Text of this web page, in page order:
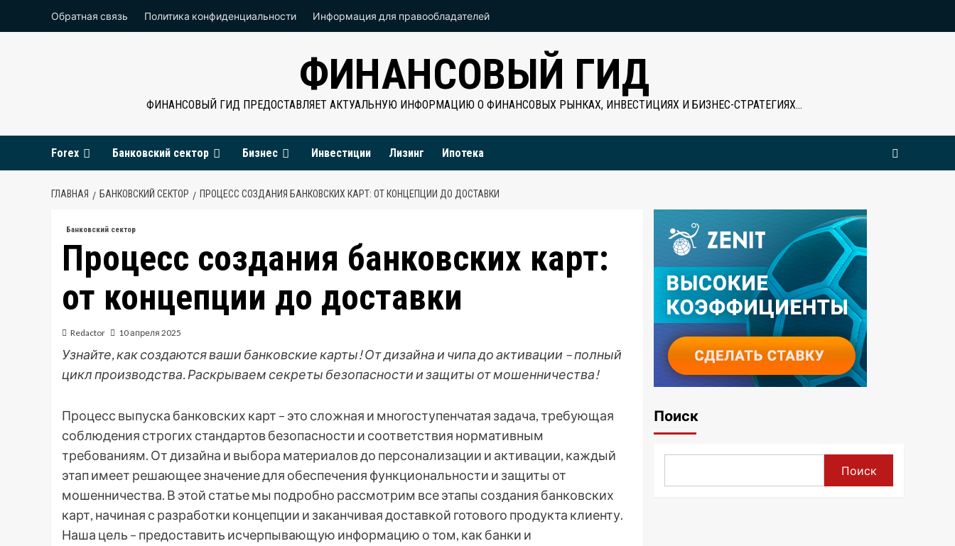
Обратная связь Политика конфиденциальности Информация для правообладателей
ФИНАНСОВЫЙ ГИД
ФИНАНСОВЫЙ ГИД ПРЕДОСТАВЛЯЕТ АКТУАЛЬНУЮ ИНФОРМАЦИЮ О ФИНАНСОВЫХ РЫНКАХ, ИНВЕСТИЦИЯХ И БИЗНЕС-СТРАТЕГИЯХ…
Forex Банковский сектор Бизнес Инвестиции Лизинг Ипотека
ГЛАВНАЯ БАНКОВСКИЙ СЕКТОР ПРОЦЕСС СОЗДАНИЯ БАНКОВСКИХ КАРТ: ОТ КОНЦЕПЦИИ ДО ДОСТАВКИ
Банковский сектор
Процесс создания банковских карт:
от концепции до доставки
Redactor 10 апреля 2025
Узнайте, как создаются ваши банковские карты! От дизайна и чипа до активации – полный
цикл производства. Раскрываем секреты безопасности и защиты от мошенничества!
Процесс выпуска банковских карт – это сложная и многоступенчатая задача, требующая
соблюдения строгих стандартов безопасности и соответствия нормативным
требованиям. От дизайна и выбора материалов до персонализации и активации, каждый
этап имеет решающее значение для обеспечения функциональности и защиты от
мошенничества. В этой статье мы подробно рассмотрим все этапы создания банковских
карт, начиная с разработки концепции и заканчивая доставкой готового продукта клиенту.
Наша цель – предоставить исчерпывающую информацию о том, как банки и
Поиск
Поиск